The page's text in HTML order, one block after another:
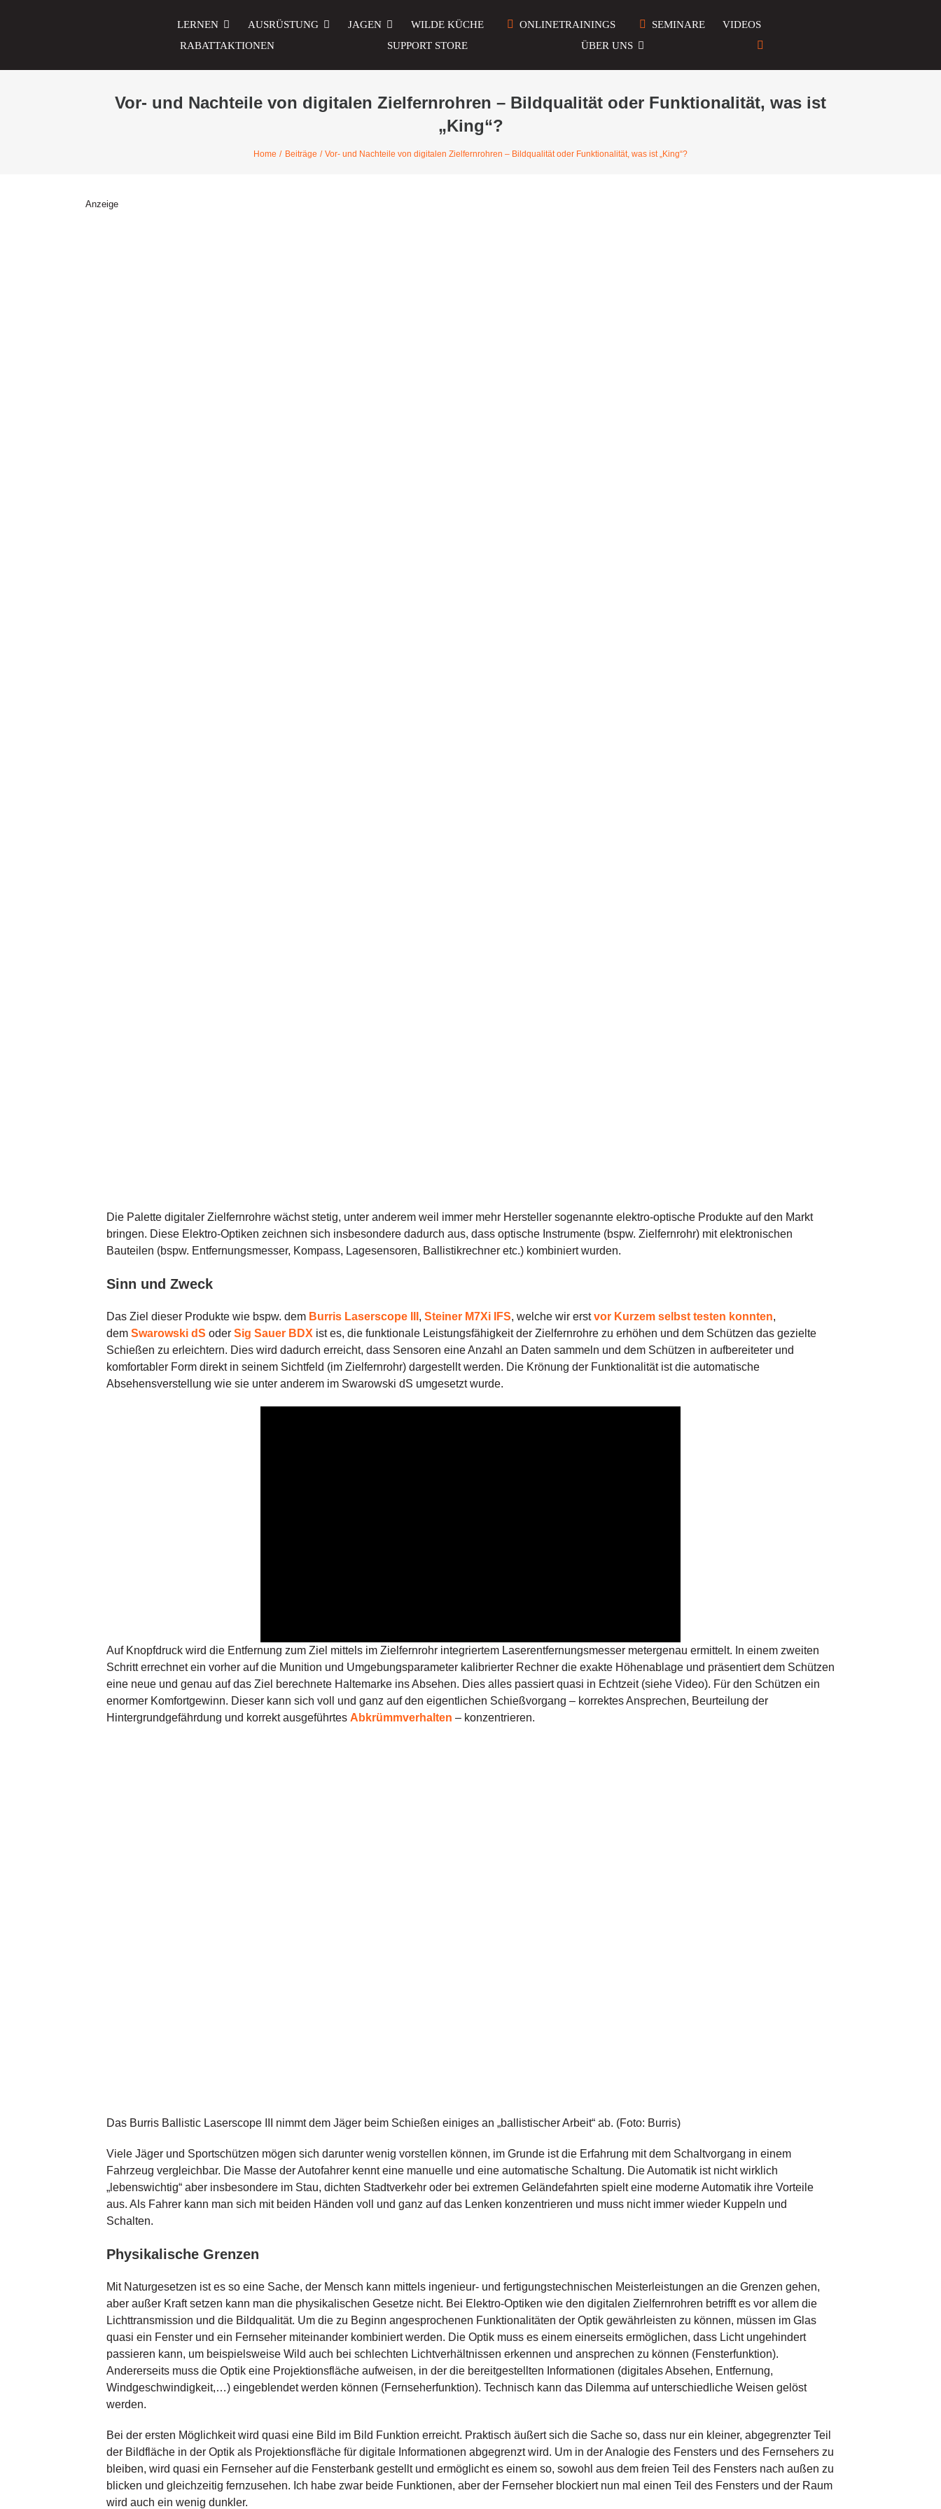
LERNEN AUSRÜSTUNG JAGEN WILDE KÜCHE ONLINETRAININGS SEMINARE
VIDEOS
RABATTAKTIONEN
SUPPORT STORE ÜBER UNS
Vor- und Nachteile von digitalen Zielfernrohren – Bildqualität oder Funktionalität, was ist
„King“?
Home Beiträge Vor- und Nachteile von digitalen Zielfernrohren – Bildqualität oder Funktionalität, was ist „King“?
Anzeige
Die Palette digitaler Zielfernrohre wächst stetig, unter anderem weil immer mehr Hersteller sogenannte elektro-optische Produkte auf den Markt
bringen. Diese Elektro-Optiken zeichnen sich insbesondere dadurch aus, dass optische Instrumente (bspw. Zielfernrohr) mit elektronischen
Bauteilen (bspw. Entfernungsmesser, Kompass, Lagesensoren, Ballistikrechner etc.) kombiniert wurden.
Sinn und Zweck
Das Ziel dieser Produkte wie bspw. dem Burris Laserscope III , Steiner M7Xi IFS, welche wir erstvor Kurzem selbst testen konnten,
dem Swarowski dS oder Sig Sauer BDX ist es, die funktionale Leistungsfähigkeit der Zielfernrohre zu erhöhen und dem Schützen das gezielte
Schießen zu erleichtern. Dies wird dadurch erreicht, dass Sensoren eine Anzahl an Daten sammeln und dem Schützen in aufbereiteter und
komfortabler Form direkt in seinem Sichtfeld (im Zielfernrohr) dargestellt werden. Die Krönung der Funktionalität ist die automatische
Absehensverstellung wie sie unter anderem im Swarowski dS umgesetzt wurde.
Auf Knopfdruck wird die Entfernung zum Ziel mittels im Zielfernrohr integriertem Laserentfernungsmesser metergenau ermittelt. In einem zweiten
Schritt errechnet ein vorher auf die Munition und Umgebungsparameter kalibrierter Rechner die exakte Höhenablage und präsentiert dem Schützen
eine neue und genau auf das Ziel berechnete Haltemarke ins Absehen. Dies alles passiert quasi in Echtzeit (siehe Video). Für den Schützen ein
enormer Komfortgewinn. Dieser kann sich voll und ganz auf den eigentlichen Schießvorgang – korrektes Ansprechen, Beurteilung der
Hintergrundgefährdung und korrekt ausgeführtes Abkrümmverhalten – konzentrieren.
Das Burris Ballistic Laserscope III nimmt dem Jäger beim Schießen einiges an „ballistischer Arbeit“ ab. (Foto: Burris)
Viele Jäger und Sportschützen mögen sich darunter wenig vorstellen können, im Grunde ist die Erfahrung mit dem Schaltvorgang in einem
Fahrzeug vergleichbar. Die Masse der Autofahrer kennt eine manuelle und eine automatische Schaltung. Die Automatik ist nicht wirklich
„lebenswichtig“ aber insbesondere im Stau, dichten Stadtverkehr oder bei extremen Geländefahrten spielt eine moderne Automatik ihre Vorteile
aus. Als Fahrer kann man sich mit beiden Händen voll und ganz auf das Lenken konzentrieren und muss nicht immer wieder Kuppeln und
Schalten.
Physikalische Grenzen
Mit Naturgesetzen ist es so eine Sache, der Mensch kann mittels ingenieur- und fertigungstechnischen Meisterleistungen an die Grenzen gehen,
aber außer Kraft setzen kann man die physikalischen Gesetze nicht. Bei Elektro-Optiken wie den digitalen Zielfernrohren betrifft es vor allem die
Lichttransmission und die Bildqualität. Um die zu Beginn angesprochenen Funktionalitäten der Optik gewährleisten zu können, müssen im Glas
quasi ein Fenster und ein Fernseher miteinander kombiniert werden. Die Optik muss es einem einerseits ermöglichen, dass Licht ungehindert
passieren kann, um beispielsweise Wild auch bei schlechten Lichtverhältnissen erkennen und ansprechen zu können (Fensterfunktion).
Andererseits muss die Optik eine Projektionsfläche aufweisen, in der die bereitgestellten Informationen (digitales Absehen, Entfernung,
Windgeschwindigkeit,…) eingeblendet werden können (Fernseherfunktion). Technisch kann das Dilemma auf unterschiedliche Weisen gelöst
werden.
Bei der ersten Möglichkeit wird quasi eine Bild im Bild Funktion erreicht. Praktisch äußert sich die Sache so, dass nur ein kleiner, abgegrenzter Teil
der Bildfläche in der Optik als Projektionsfläche für digitale Informationen abgegrenzt wird. Um in der Analogie des Fensters und des Fernsehers zu
bleiben, wird quasi ein Fernseher auf die Fensterbank gestellt und ermöglicht es einem so, sowohl aus dem freien Teil des Fensters nach außen zu
blicken und gleichzeitig fernzusehen. Ich habe zwar beide Funktionen, aber der Fernseher blockiert nun mal einen Teil des Fensters und der Raum
wird auch ein wenig dunkler.